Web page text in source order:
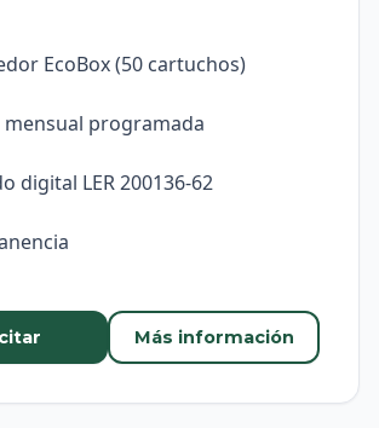
EcoBox (50 cartuchos)
mensual programada
digital LER 200136-62
Más información